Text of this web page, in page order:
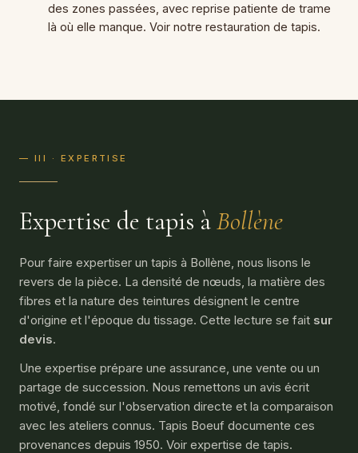
des zones passées, avec reprise patiente de trame
là où elle manque. Voir notre restauration de tapis.
— III · EXPERTISE
Expertise de tapis àBollène
Pour faire expertiser un tapis à Bollène, nous lisons le
revers de la pièce. La densité de nœuds, la matière des
fibres et la nature des teintures désignent le centre
d'origine et l'époque du tissage. Cette lecture se fait sur
devis.
Une expertise prépare une assurance, une vente ou un
partage de succession. Nous remettons un avis écrit
motivé, fondé sur l'observation directe et la comparaison
avec les ateliers connus. Tapis Boeuf documente ces
provenances depuis 1950. Voir expertise de tapis.